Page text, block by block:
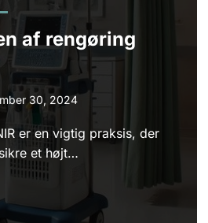
af rengøring
30, 2024
er en vigtig praksis, der
et højt…